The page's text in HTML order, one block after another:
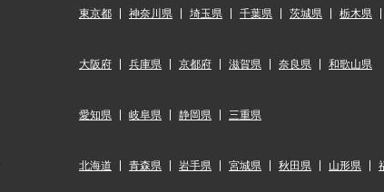
東京都 神奈川県 埼玉県 千葉県 茨城県 栃木県
大阪府 兵庫県 京都府 滋賀県 奈良県 和歌山県
愛知県 岐阜県 静岡県 三重県
北海道 青森県 岩手県 宮城県 秋田県 山形県